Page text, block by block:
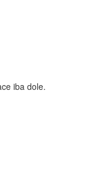
iba dole.